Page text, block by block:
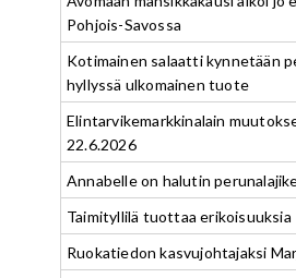
Pohjois-Savossa
Kotimainen salaatti kynnetään
hyllyssä ulkomainen tuote
Elintarvikemarkkinalain
22.6.2026
Annabelle on halutin
Taimityllilä tuottaa erikoisuuksia
Ruokatiedon kasvujohtajaksi